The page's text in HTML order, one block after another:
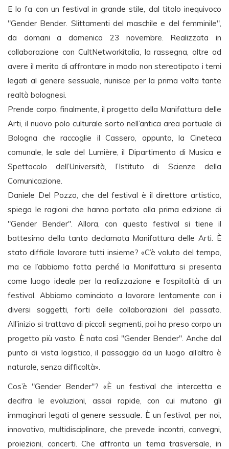
E lo fa con un festival in grande stile, dal titolo inequivoco
"Gender Bender. Slittamenti del maschile e del femminile",
da domani a domenica 23 novembre. Realizzata in
collaborazione con CultNetworkitalia, la rassegna, oltre ad
avere il merito di affrontare in modo non stereotipato i temi
legati al genere sessuale, riunisce per la prima volta tante
realtà bolognesi.
Prende corpo, finalmente, il progetto della Manifattura delle
Arti, il nuovo polo culturale sorto nell’antica area portuale di
Bologna che raccoglie il Cassero, appunto, la Cineteca
comunale, le sale del Lumière, il Dipartimento di Musica e
Spettacolo dell’Università, l’Istituto di Scienze della
Comunicazione.
Daniele Del Pozzo, che del festival è il direttore artistico,
spiega le ragioni che hanno portato alla prima edizione di
"Gender Bender". Allora, con questo festival si tiene il
battesimo della tanto declamata Manifattura delle Arti. È
stato difficile lavorare tutti insieme? «C’è voluto del tempo,
ma ce l’abbiamo fatta perché la Manifattura si presenta
come luogo ideale per la realizzazione e l’ospitalità di un
festival. Abbiamo cominciato a lavorare lentamente con i
diversi soggetti, forti delle collaborazioni del passato.
All’inizio si trattava di piccoli segmenti, poi ha preso corpo un
progetto più vasto. È nato così "Gender Bender". Anche dal
punto di vista logistico, il passaggio da un luogo all’altro è
naturale, senza difficoltà».
Cos’è "Gender Bender"? «È un festival che intercetta e
decifra le evoluzioni, assai rapide, con cui mutano gli
immaginari legati al genere sessuale. È un festival, per noi,
innovativo, multidisciplinare, che prevede incontri, convegni,
proiezioni, concerti. Che affronta un tema trasversale, in